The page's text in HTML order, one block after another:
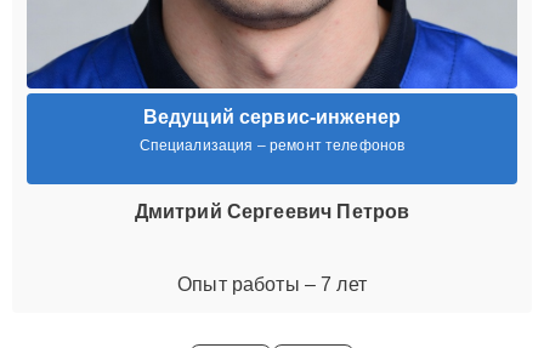
Ведущий сервис-инженер
Специализация – ремонт телефонов
Дмитрий Сергеевич Петров
Опыт работы – 7 лет